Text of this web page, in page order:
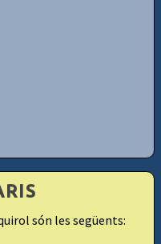
són les següents: